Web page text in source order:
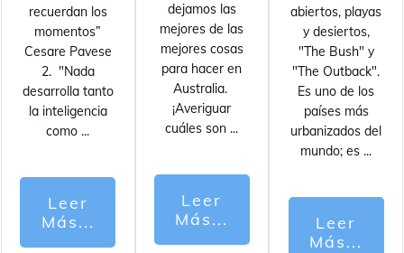
recuerdan los
momentos”
Cesare Pavese
2. "Nada
desarrolla tanto
la inteligencia
como ...
Leer
Más...
dejamos las
mejores de las
mejores cosas
para hacer en
Australia.
¡Averiguar
cuáles son ...
Leer
Más...
abiertos, playas
y desiertos,
"The Bush" y
"The Outback".
Es uno de los
países más
urbanizados del
mundo; es ...
Leer
Más...